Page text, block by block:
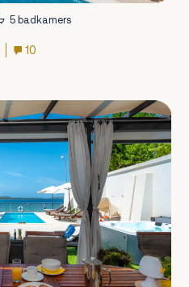
5 badkamers
10